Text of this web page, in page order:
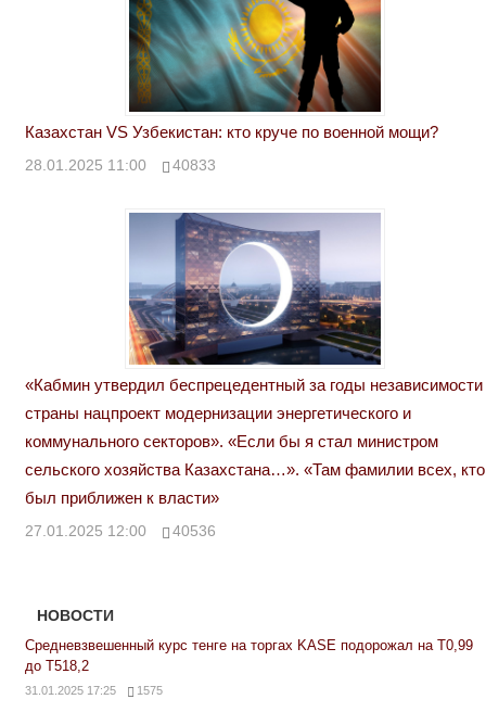
Казахстан VS Узбекистан: кто круче по военной мощи?
28.01.2025 11:00 40833
«Кабмин утвердил беспрецедентный за годы независимости
страны нацпроект модернизации энергетического и
коммунального секторов». «Если бы я стал министром
сельского хозяйства Казахстана…». «Там фамилии всех, кто
был приближен к власти»
27.01.2025 12:00 40536
НОВОСТИ
Средневзвешенный курс тенге на торгах KASE подорожал на Т0,99
до Т518,2
31.01.2025 17:25 1575